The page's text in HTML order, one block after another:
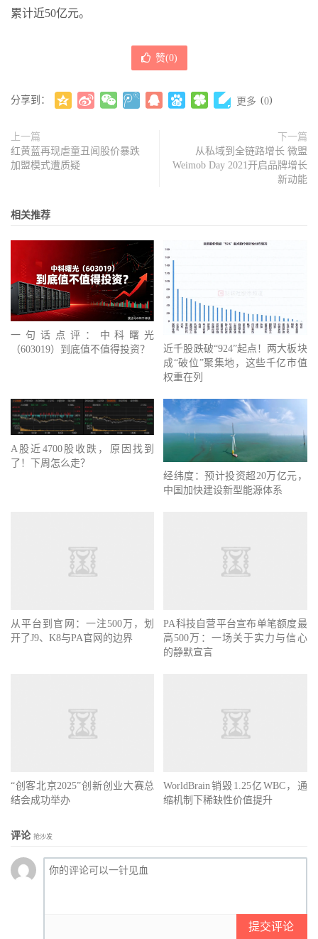
累计近50亿元。
赞(0)
分享到： 更多 (0)
上一篇
红黄蓝再现虐童丑闻股价暴跌
加盟模式遭质疑
下一篇
从私域到全链路增长 微盟
Weimob Day 2021开启品牌增长
新动能
相关推荐
一句话点评：中科曙光
（603019）到底值不值得投资？
近千股跌破“924”起点！两大板块
成“破位”聚集地，这些千亿市值
权重在列
A股近4700股收跌，原因找到
了！下周怎么走？
经纬度：预计投资超20万亿元，
中国加快建设新型能源体系
从平台到官网：一注500万，划
开了J9、K8与PA官网的边界
PA科技自营平台宣布单笔额度最
高500万：一场关于实力与信心
的静默宣言
“创客北京2025”创新创业大赛总
结会成功举办
WorldBrain销毁1.25亿WBC，通
缩机制下稀缺性价值提升
评论 抢沙发
提交评论